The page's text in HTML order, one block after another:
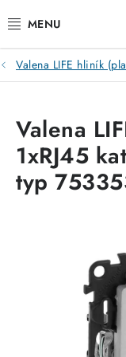
na
obsah
Reklamace /
Kontakty
VYTÁPĚNÍ
ELEKTROMATERIÁL
Valena LIFE hliník
Valena
1xRJ45
typ